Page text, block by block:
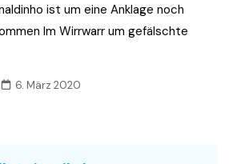
ist um eine Anklage noch
Im Wirrwarr um gefälschte
6. März 2020